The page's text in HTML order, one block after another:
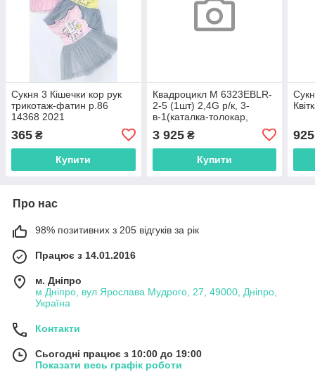
Сукня 3 Кішечки кор рук
трикотаж-фатин р.86
14368 2021
365 ₴
Купити
Квадроцикл M 6323EBLR-
2-5 (1шт) 2,4G р/к, 3-
в-1(каталка-толокар,
2*25W, TF, USB,
BLUETOOTH, EVA, шкіра,
3 925₴
Купити
925
Про нас
98% позитивних з 205 відгуків за рік
Працює з 14.01.2016
м. Дніпро
м.Дніпро, вул Ярослава Мудрого, 27, 49000, Дніпро,
Україна
Контакти
Сьогодні працює з 10:00 до 19:00
Показати весь графік роботи